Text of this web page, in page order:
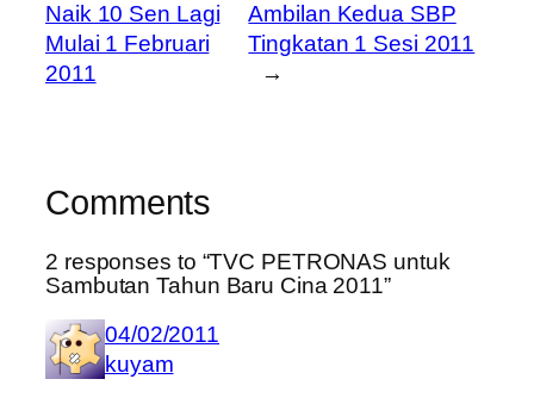
Naik 10 Sen Lagi
Mulai 1 Februari
2011
Ambilan Kedua SBP
Tingkatan 1 Sesi 2011
→
Comments
2 responses to “TVC PETRONAS untuk
Sambutan Tahun Baru Cina 2011”
04/02/2011
kuyam